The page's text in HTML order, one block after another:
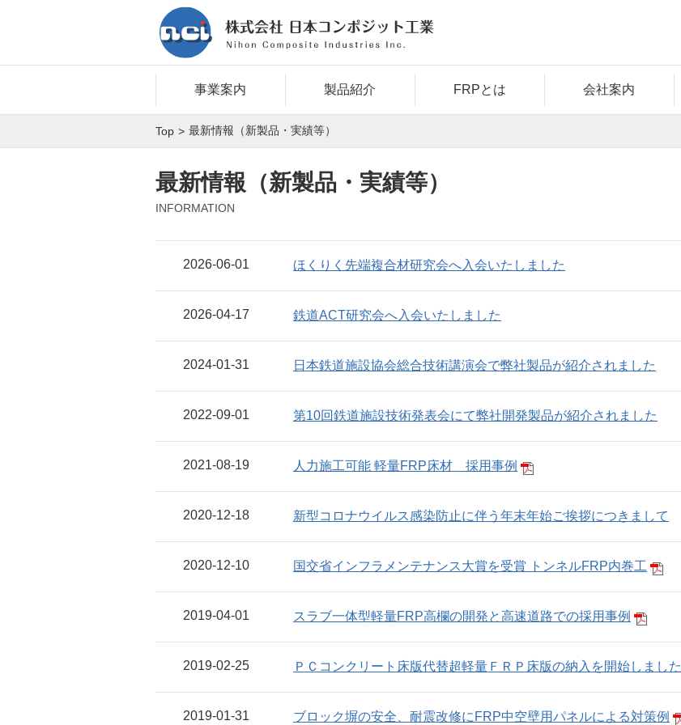
事業案内 製品紹介 FRPとは 会社案内
Top 最新情報（新製品・実績等）
最新情報（新製品・実績等）
INFORMATION
2026-06-01 ほくりく先端複合材研究会へ入会いたしました
2026-04-17 鉄道ACT研究会へ入会いたしました
2024-01-31 日本鉄道施設協会総合技術講演会で弊社製品が紹介されました
2022-09-01 第10回鉄道施設技術発表会にて弊社開発製品が紹介されました
2021-08-19 人力施工可能 軽量FRP床材 採用事例
2020-12-18 新型コロナウイルス感染防止に伴う年末年始ご挨拶につきまして
2020-12-10 国交省インフラメンテナンス大賞を受賞 トンネルFRP内巻工
2019-04-01 スラブ一体型軽量FRP高欄の開発と高速道路での採用事例
2019-02-25 ＰＣコンクリート床版代替超軽量ＦＲＰ床版の納入を開始しました
2019-01-31 ブロック塀の安全、耐震改修にFRP中空壁用パネルによる対策例